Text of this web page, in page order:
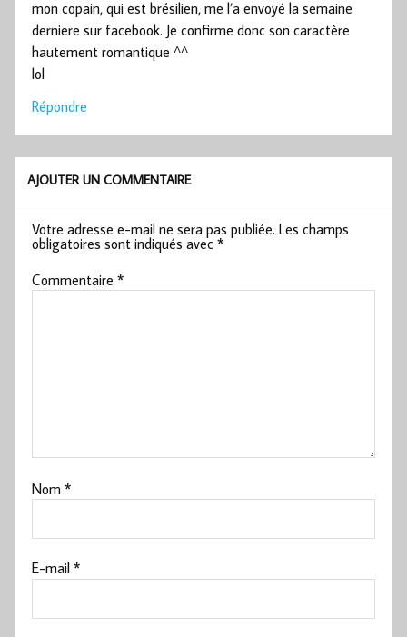
mon copain, qui est brésilien, me l’a envoyé la semaine
derniere sur facebook. Je confirme donc son caractère
hautement romantique ^^
lol
Répondre
AJOUTER UN COMMENTAIRE
Votre adresse e-mail ne sera pas publiée. Les champs
obligatoires sont indiqués avec*
Commentaire*
Nom*
E-mail*